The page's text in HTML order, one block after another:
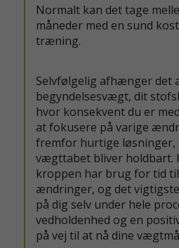
Normalt kan det tage
måneder med en sund
træning.
Selvfølgelig afhænger det
begyndelsesvægt, dit
hvor konsekvent du er
at fokusere på varige
fremfor hurtige løsninger,
vægttabet bliver holdbart.
kroppen har brug for tid
ændringer, og det
på dig selv under hele
vedholdenhed og en
på vej til at nå dine